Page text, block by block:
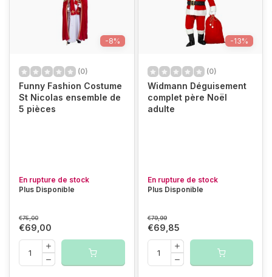
-8%
(0)
Funny Fashion Costume
St Nicolas ensemble de
5 pièces
En rupture de stock
Plus Disponible
€75,00
€69,00
-13%
(0)
Widmann Déguisement
complet père Noël
adulte
En rupture de stock
Plus Disponible
€79,99
€69,85